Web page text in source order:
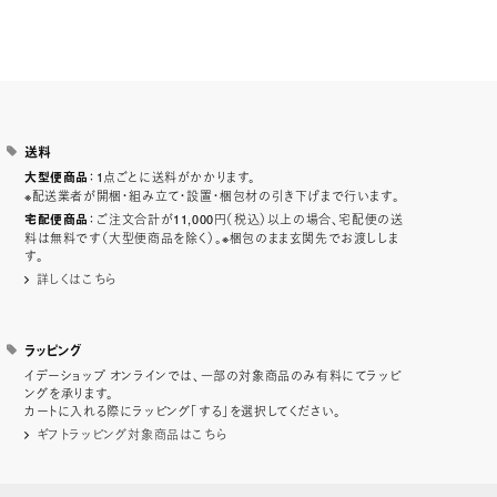
送料
大型便商品 ：1点ごとに送料がかかります。
※配送業者が開梱・組み立て・設置・梱包材の引き下げまで行います。
宅配便商品 ：ご注文合計が11,000円（税込）以上の場合、宅配便の送
料は無料です（大型便商品を除く）。※梱包のまま玄関先でお渡ししま
す。
詳しくはこちら
ラッピング
イデーショップ オンラインでは、一部の対象商品のみ有料にてラッピ
ングを承ります。
カートに入れる際にラッピング「する」を選択してください。
ギフトラッピング対象商品はこちら